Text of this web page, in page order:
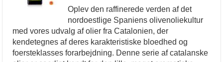
Oplev den raffinerede verden af det
nordoestlige Spaniens olivenoliekultur
med vores udvalg af olier fra Catalonien, der
kendetegnes af deres karakteristiske bloedhed og
foersteklasses forarbejdning. Denne serie af catalanske